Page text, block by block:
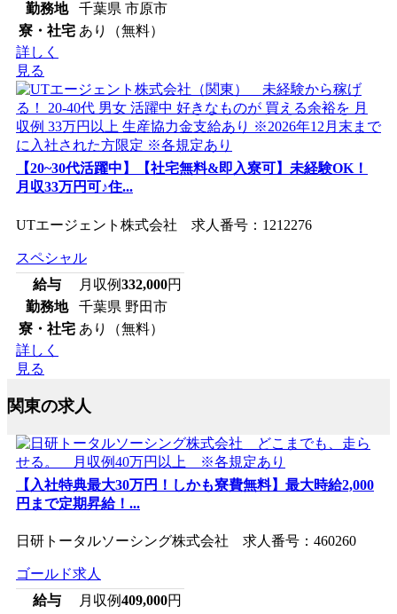
勤務地
千葉県 市原市
寮・社宅 あり（無料）
詳しく
見る
【20~30代活躍中】【社宅無料&即入寮可】未経験OK！
月収33万円可♪住...
UTエージェント株式会社 求人番号：1212276
スペシャル
給与
月収例332,000円
勤務地
千葉県 野田市
寮・社宅 あり（無料）
詳しく
見る
関東の求人
【入社特典最大30万円！しかも寮費無料】最大時給2,000
円まで定期昇給！...
日研トータルソーシング株式会社 求人番号：460260
ゴールド求人
給与
月収例409,000円